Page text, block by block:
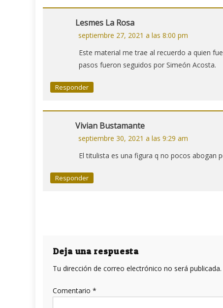
Lesmes La Rosa
septiembre 27, 2021 a las 8:00 pm
Este material me trae al recuerdo a quien
pasos fueron seguidos por Simeón Acosta.
Responder
Vivian Bustamante
septiembre 30, 2021 a las 9:29 am
El titulista es una figura q no pocos abogan
Responder
Deja una respuesta
Tu dirección de correo electrónico no será publicada.
Comentario *